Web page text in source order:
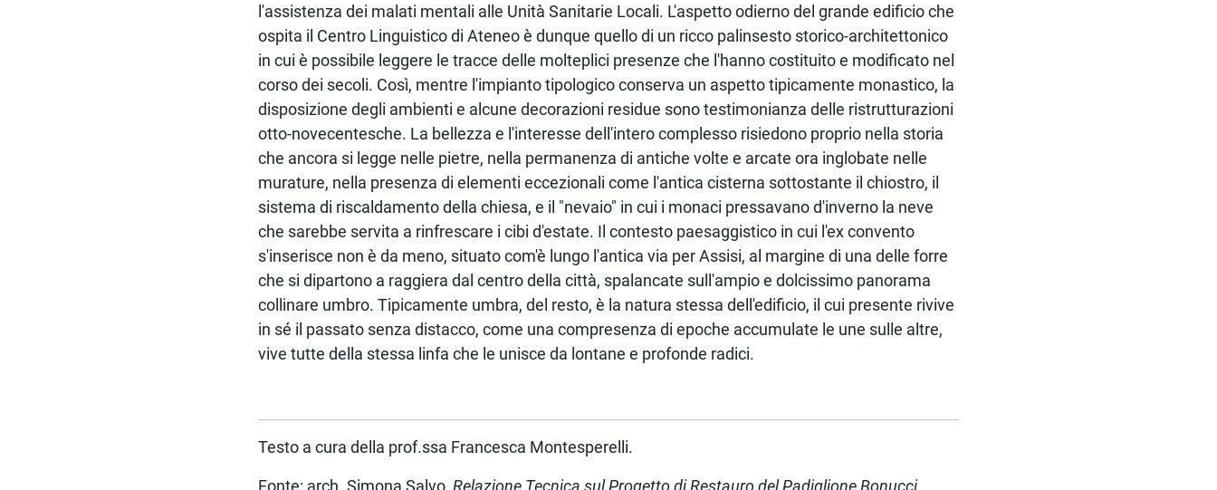
l'assistenza dei malati mentali alle Unità Sanitarie Locali. L'aspetto odierno del grande edificio che
ospita il Centro Linguistico di Ateneo è dunque quello di un ricco palinsesto storico-architettonico
in cui è possibile leggere le tracce delle molteplici presenze che l'hanno costituito e modificato nel
corso dei secoli. Così, mentre l'impianto tipologico conserva un aspetto tipicamente monastico, la
disposizione degli ambienti e alcune decorazioni residue sono testimonianza delle ristrutturazioni
otto-novecentesche. La bellezza e l'interesse dell'intero complesso risiedono proprio nella storia
che ancora si legge nelle pietre, nella permanenza di antiche volte e arcate ora inglobate nelle
murature, nella presenza di elementi eccezionali come l'antica cisterna sottostante il chiostro, il
sistema di riscaldamento della chiesa, e il "nevaio" in cui i monaci pressavano d'inverno la neve
che sarebbe servita a rinfrescare i cibi d'estate. Il contesto paesaggistico in cui l'ex convento
s'inserisce non è da meno, situato com'è lungo l'antica via per Assisi, al margine di una delle forre
che si dipartono a raggiera dal centro della città, spalancate sull'ampio e dolcissimo panorama
collinare umbro. Tipicamente umbra, del resto, è la natura stessa dell'edificio, il cui presente rivive
in sé il passato senza distacco, come una compresenza di epoche accumulate le une sulle altre,
vive tutte della stessa linfa che le unisce da lontane e profonde radici.
Testo a cura della prof.ssa Francesca Montesperelli.
Fonte: arch. Simona Salvo, Relazione Tecnica sul Progetto di Restauro del Padiglione Bonucci